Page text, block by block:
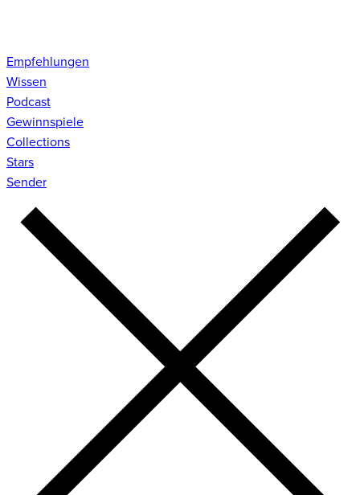
Empfehlungen
Wissen
Podcast
Gewinnspiele
Collections
Stars
Sender